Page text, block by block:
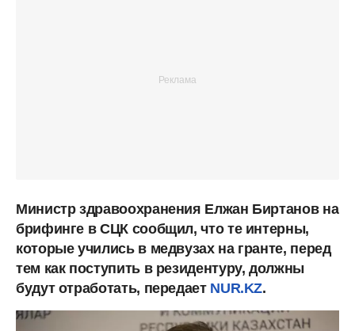
Министр здравоохранения Елжан Биртанов на
брифинге в СЦК сообщил, что те интерны,
которые учились в медвузах на гранте, перед
тем как поступить в резидентуру, должны
будут отработать, передает NUR.KZ.